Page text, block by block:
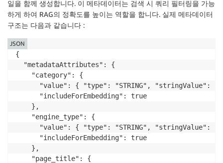
일을 함께 생성합니다. 이 메타데이터는 검색 시 쿼리 필터링을 가능
하게 하여 RAG의 정확도를 높이는 역할을 합니다. 실제 메타데이터
구조는 다음과 같습니다 :
{
  "metadataAttributes": {
    "category": {
"value": { "type": "STRING", "stringValue":
      "includeForEmbedding": true
    },
    "engine_type": {
"value": { "type": "STRING", "stringValue":
      "includeForEmbedding": true
    },
    "page_title": {
JSON